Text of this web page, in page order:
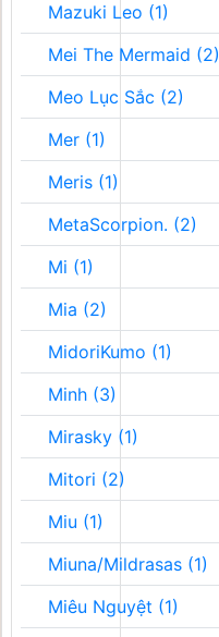
Mazuki Leo (1)
Mei The Mermaid (2)
Meo Lục Sắc (2)
Mer (1)
Meris (1)
MetaScorpion. (2)
Mi (1)
Mia (2)
MidoriKumo (1)
Minh (3)
Mirasky (1)
Mitori (2)
Miu (1)
Miuna/Mildrasas (1)
Miêu Nguyệt (1)